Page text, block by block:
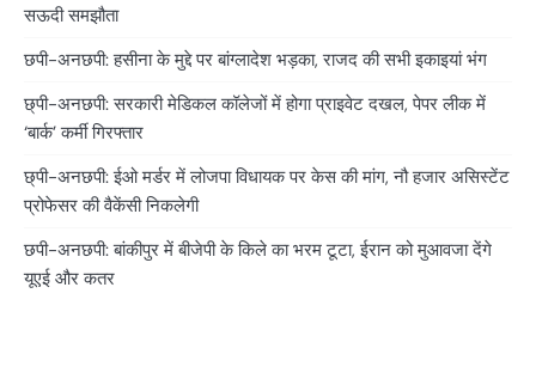
सऊदी समझौता
छपी-अनछपी: हसीना के मुद्दे पर बांग्लादेश भड़का, राजद की सभी इकाइयां भंग
छ्पी-अनछपी: सरकारी मेडिकल कॉलेजों में होगा प्राइवेट दखल, पेपर लीक में
‘बार्क’ कर्मी गिरफ्तार
छ्पी-अनछपी: ईओ मर्डर में लोजपा विधायक पर केस की मांग, नौ हजार असिस्टेंट
प्रोफेसर की वैकेंसी निकलेगी
छपी-अनछपी: बांकीपुर में बीजेपी के किले का भरम टूटा, ईरान को मुआवजा देंगे
यूएई और कतर